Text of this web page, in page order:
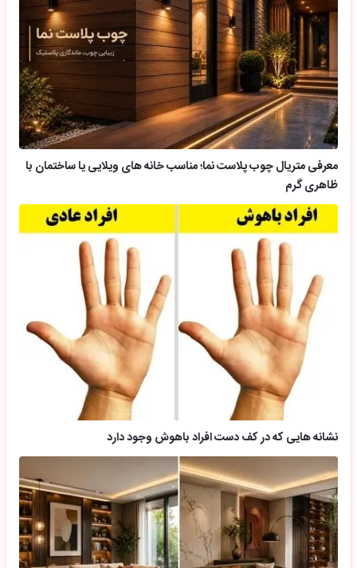
معرفی متریال چوب پلاست نما؛ مناسب خانه های ویلایی یا ساختمان با
ظاهری گرم
نشانه هایی که در کف دست افراد باهوش وجود دارد